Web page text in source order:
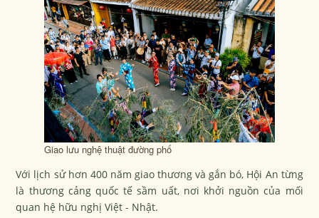
Giao lưu nghệ thuật đường phố
Với lịch sử hơn 400 năm giao thương và gắn bó, Hội An từng
là thương cảng quốc tế sầm uất, nơi khởi nguồn của mối
quan hệ hữu nghị Việt - Nhật.